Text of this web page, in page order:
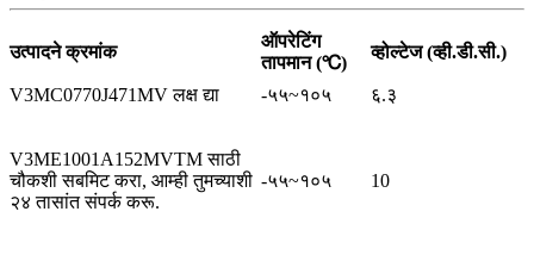
उत्पादने क्रमांक
ऑपरेटिंग
तापमान (℃)
व्होल्टेज (व्ही.डी.सी.)
V3MC0770J471MV लक्ष द्या -५५~१०५ ६.३
V3ME1001A152MVTM साठी
चौकशी सबमिट करा, आम्ही तुमच्याशी
२४ तासांत संपर्क करू.
-५५~१०५ 10